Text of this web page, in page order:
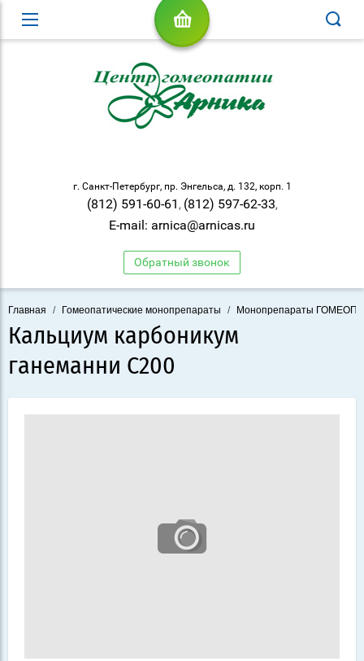
г. Санкт-Петербург, пр. Энгельса, д. 132, корп. 1
(812) 591-60-61 , (812) 597-62-33,
E-mail: arnica@arnicas.ru
Обратный звонок
Главная / Гомеопатические монопрепараты / Монопрепараты
Кальциум карбоникум
ганеманни C200